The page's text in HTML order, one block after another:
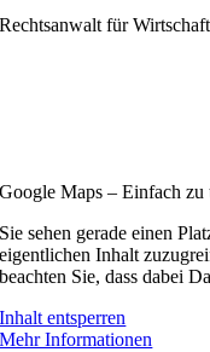
Rechtsanwalt für
Google Maps – Einfach zu
Sie sehen gerade einen
eigentlichen Inhalt
beachten Sie, dass dabei
Inhalt entsperren
Mehr Informationen